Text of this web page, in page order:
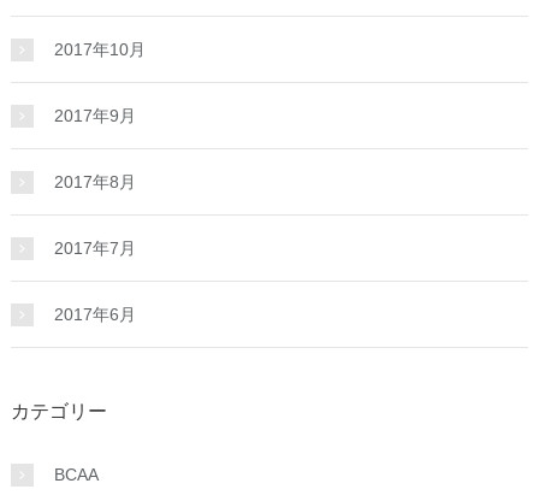
2017年10月
2017年9月
2017年8月
2017年7月
2017年6月
カテゴリー
BCAA